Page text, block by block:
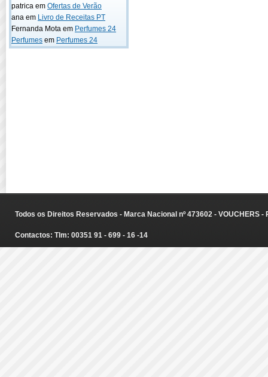
patrica em Ofertas de Verão
ana em Livro de Receitas PT
Fernanda Mota em Perfumes 24
Perfumes em Perfumes 24
Todos os Direitos Reservados - Marca Nacional nº 473602 - VOUCHERS
Contactos: Tlm: 00351 91 - 699 - 16 -14